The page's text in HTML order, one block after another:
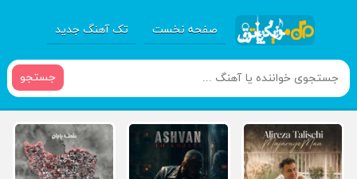
صفحه نخست تک آهنگ جدید
جستجو